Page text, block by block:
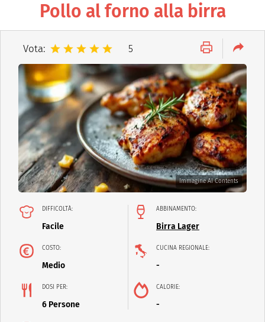
Pollo al forno alla birra
Vota: 5
Immagine AI Contents
DIFFICOLTÀ:
Facile
ABBINAMENTO:
Birra Lager
COSTO:
Medio
CUCINA REGIONALE:
-
DOSI PER:
6 Persone
CALORIE:
-